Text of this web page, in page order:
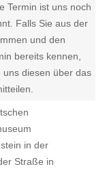
Termin ist uns noch
Falls Sie aus der
und den
bereits kennen,
uns diesen über das
in der
Straße in